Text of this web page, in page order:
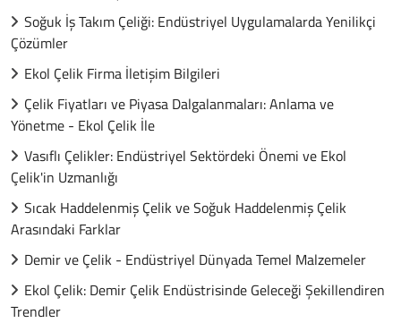
Soğuk İş Takım Çeliği: Endüstriyel Uygulamalarda Yenilikçi
Çözümler
Ekol Çelik Firma İletişim Bilgileri
Çelik Fiyatları ve Piyasa Dalgalanmaları: Anlama ve
Yönetme - Ekol Çelik İle
Vasıflı Çelikler: Endüstriyel Sektördeki Önemi ve Ekol
Çelik'in Uzmanlığı
Sıcak Haddelenmiş Çelik ve Soğuk Haddelenmiş Çelik
Arasındaki Farklar
Demir ve Çelik - Endüstriyel Dünyada Temel Malzemeler
Ekol Çelik: Demir Çelik Endüstrisinde Geleceği Şekillendiren
Trendler